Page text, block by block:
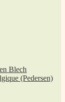
Blech
(Pedersen)